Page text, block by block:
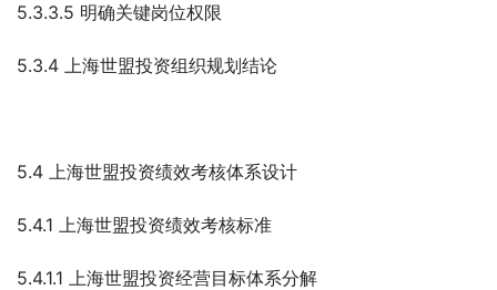
5.3.3.5 明确关键岗位权限
5.3.4 上海世盟投资组织规划结论
5.4 上海世盟投资绩效考核体系设计
5.4.1 上海世盟投资绩效考核标准
5.4.1.1 上海世盟投资经营目标体系分解